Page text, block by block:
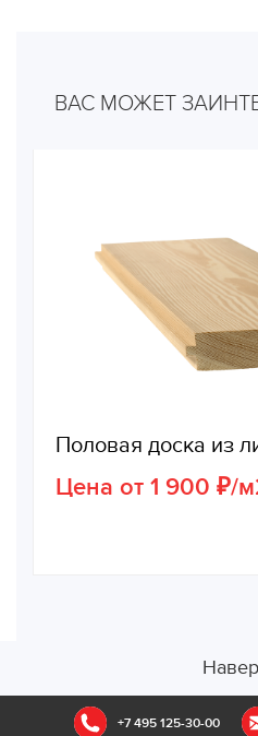
ВАС МОЖЕТ
Половая доска из
Цена от 1 900 ₽/
+7 495 125-30-00